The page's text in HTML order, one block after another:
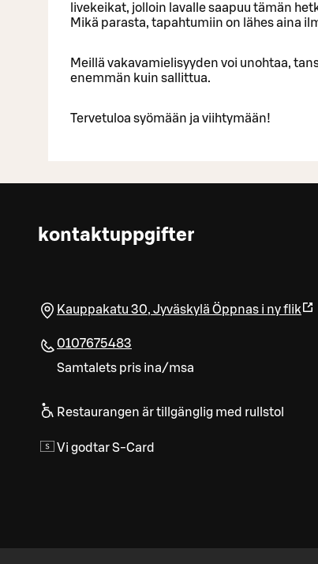
livekeikat, jolloin lavalle saapuu tämän
Mikä parasta, tapahtumiin on lähes aina
Meillä vakavamielisyyden voi unohtaa,
enemmän kuin sallittua.​
Tervetuloa syömään ja viihtymään!​
kontaktuppgifter
Kauppakatu 30, Jyväskylä Öppnas i ny flik
0107675483
Samtalets pris ina/msa
Restaurangen är tillgänglig med rullstol
Vi godtar S-Card